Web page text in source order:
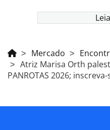
Mercado
Atriz Marisa Orth
PANROTAS 2026; inscreva-